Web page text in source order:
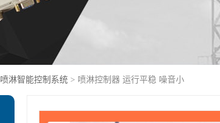
喷淋智能控制系统 > 喷淋控制器 运行平稳 噪音小